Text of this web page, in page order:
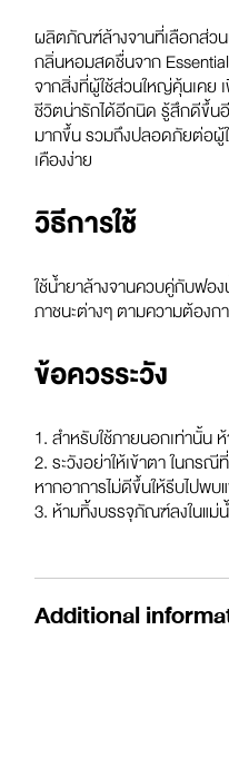
ผลิตภัณฑ์ล้างจานที่เลือกส่ว
กลิ่นหอมสดชื่นจาก
จากสิ่งที่ผู้ใช้ส่วนใหญ่คุ้นเคย
ชีวิตน่ารักได้อีกนิด รู้สึกดีขึ้น
มากขึ้น รวมถึงปลอดภัยต่อผู้
เคืองง่าย
วิธีการใช้
ใช้น้ำยาล้างจานควบคู่กับฟอ
ภาชนะต่างๆ ตามความต้องก
ข้อควรระวัง
1. สำหรับใช้ภายนอกเท่านั้น
2. ระวังอย่าให้เข้าตา ในกร
หากอาการไม่ดีขึ้นให้รีบไปพ
3. ห้ามทิ้งบรรจุภัณฑ์ลงในแม่
Additional